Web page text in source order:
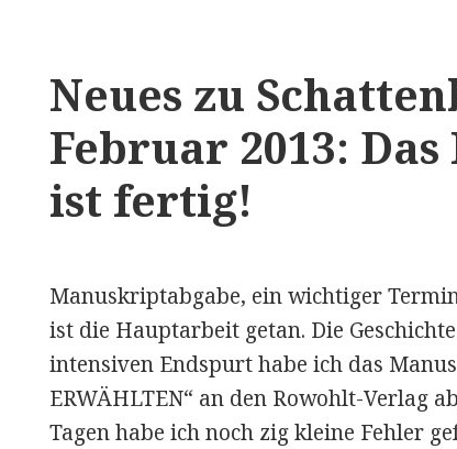
Neues zu
Februar 2013:
ist fertig!
Manuskriptabgabe, ein wichtiger
ist die Hauptarbeit getan. Die
intensiven Endspurt habe ich das
ERWÄHLTEN“ an den Rowohlt-Verlag
Tagen habe ich noch zig kleine Fehler